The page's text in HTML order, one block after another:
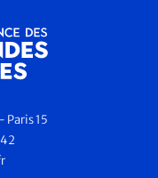
Paris 15